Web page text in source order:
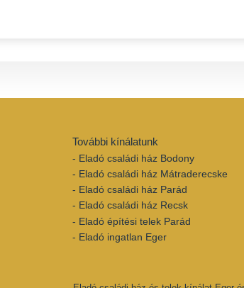
További kínálatunk
- Eladó családi ház Bodony
- Eladó családi ház Mátraderecske
- Eladó családi ház Parád
- Eladó családi ház Recsk
- Eladó építési telek Parád
- Eladó ingatlan Eger